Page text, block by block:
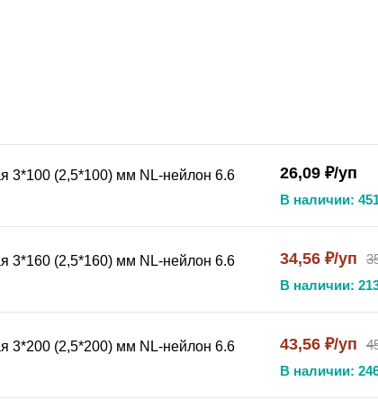
цена
специалистами по кабельным
— фиксация кабельных жгутов, проводов,
стяжки
и долговечное решение для организации
и устойчивостью к ультрафиолетовому
монтажа и эксплуатации на открытом воздухе.
усилие обжатия. Упаковка 100 штук
3*100 (2,5*100) мм NL-нейлон 6.6
26,09 ₽/уп
В наличии:
3*160 (2,5*160) мм NL-нейлон 6.6
34,56 ₽/уп
В наличии:
3*200 (2,5*200) мм NL-нейлон 6.6
43,56 ₽/уп
В наличии: